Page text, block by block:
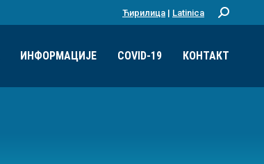
Ћирилица | Latinica Претрага:
ИНФОРМАЦИЈЕ COVID-19 КОНТАКТ